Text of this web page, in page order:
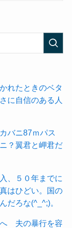
れたときのベタ
に自信のある人
バニ87ｍパス
？翼君と岬君だ
、５０年までに
はひどい。国の
だろな(^_^;)。
夫の暴行を容